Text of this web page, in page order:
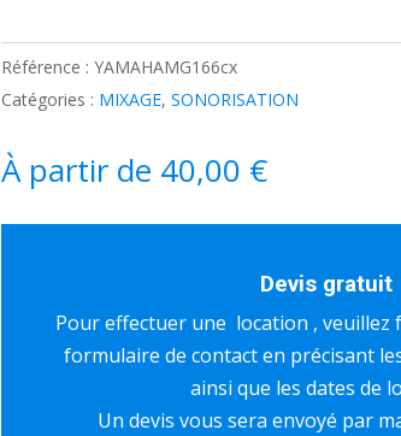
Référence :YAMAHAMG166cx
Catégories : MIXAGE,SONORISATION
À partir de 40,00 €
Devis gratuit
Pour effectuer une location , veuillez
formulaire de contact en précisant
ainsi que les dates de
Un devis vous sera envoyé par